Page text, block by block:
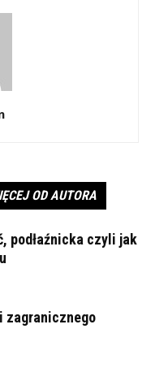
OD AUTORA
podłaźnicka czyli jak
zagranicznego